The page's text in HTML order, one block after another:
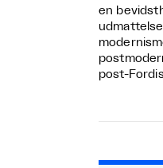
en
post-